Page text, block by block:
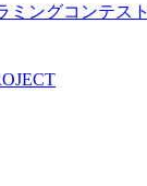
ミングコンテスト